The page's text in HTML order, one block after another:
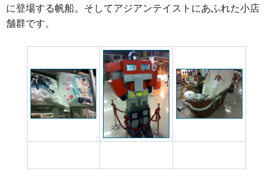
に登場する帆船。そしてアジアンテイストにあふれた小店
舗群です。